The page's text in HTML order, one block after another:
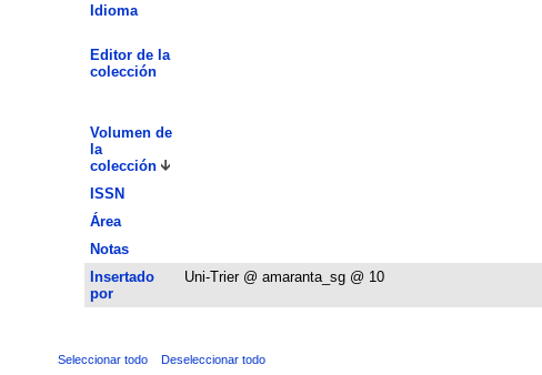
Idioma
Editor de la
colección
Volumen de
la
colección
ISSN
Área
Notas
Insertado
por
Uni-Trier @ amaranta_sg @ 10
Seleccionar todo Deseleccionar todo